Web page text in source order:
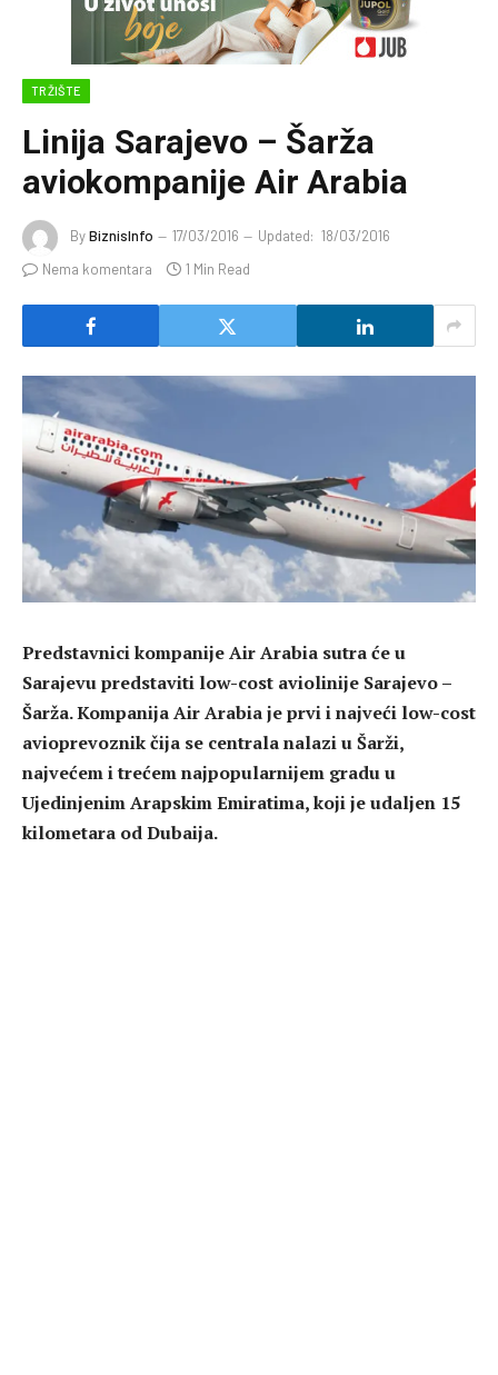
TRŽIŠTE
Linija Sarajevo – Šarža
aviokompanije Air Arabia
ByBiznisInfo 17/03/2016 Updated: 18/03/2016
Nema komentara
1 Min Read
Predstavnici kompanije Air Arabia sutra će u
Sarajevu predstaviti low-cost aviolinije Sarajevo –
Šarža. Kompanija Air Arabia je prvi i najveći low-cost
avioprevoznik čija se centrala nalazi u Šarži,
najvećem i trećem najpopularnijem gradu u
Ujedinjenim Arapskim Emiratima, koji je udaljen 15
kilometara od Dubaija.